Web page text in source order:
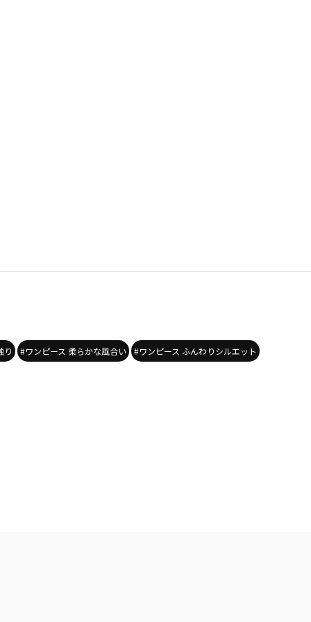
り #ワンピース 柔らかな風合い #ワンピース ふんわりシルエット